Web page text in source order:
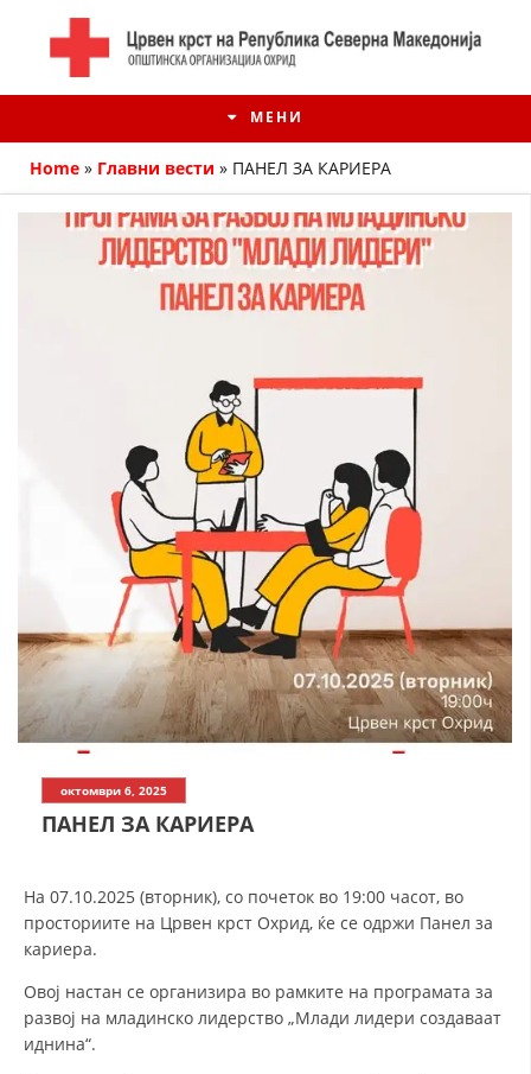
МЕНИ
ИСТОРИЈАТ НА ЦКРМ
ИСТОРИЈАТ НА ДВИЖЕЊЕТО
СТРУКТУРА НА ОРГАНИЗАЦИЈАТА
КОНТАКТ ИНФОРМАЦИИ
ЧЛЕНСТВО ВО ПРОФЕСИОНАЛНИ ТЕЛА
ЗАКОН ЗА ЦКРМ
ОРГАНИЗАЦИЈА И РАЗВОЈ
СОБРАНИЕ
Home » Главни вести » ПАНЕЛ ЗА КАРИЕРА
октомври 6, 2025
ПАНЕЛ ЗА КАРИЕРА
На 07.10.2025 (вторник), со почеток во 19:00 часот, во
просториите на Црвен крст Охрид, ќе се одржи Панел за
кариера.
Овој настан се организира во рамките на програмата за
развој на младинско лидерство „Млади лидери создаваат
иднина“.